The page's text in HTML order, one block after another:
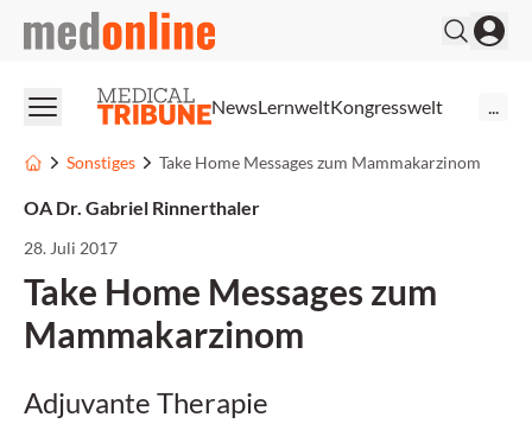
medonline
NewsLernweltKongresswelt
Sonstiges Take Home Messages zum Mammakarzinom
OA Dr. Gabriel Rinnerthaler
28. Juli 2017
Take Home Messages zum
Mammakarzinom
Adjuvante Therapie